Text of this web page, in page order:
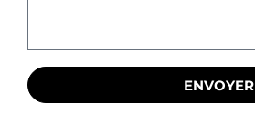
ENVOYER